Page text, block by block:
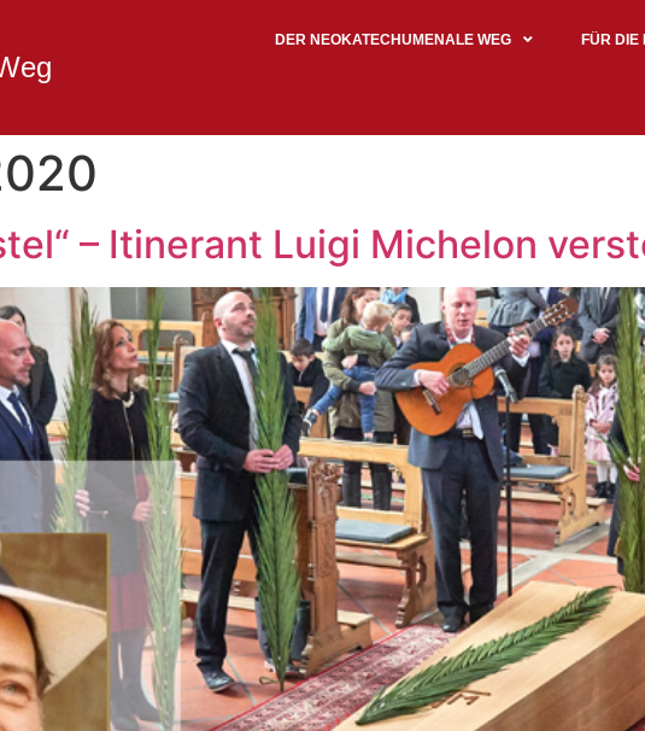
DER NEOKATECHUMENALE WEG FÜR DIE
– Itinerant Luigi Michelon